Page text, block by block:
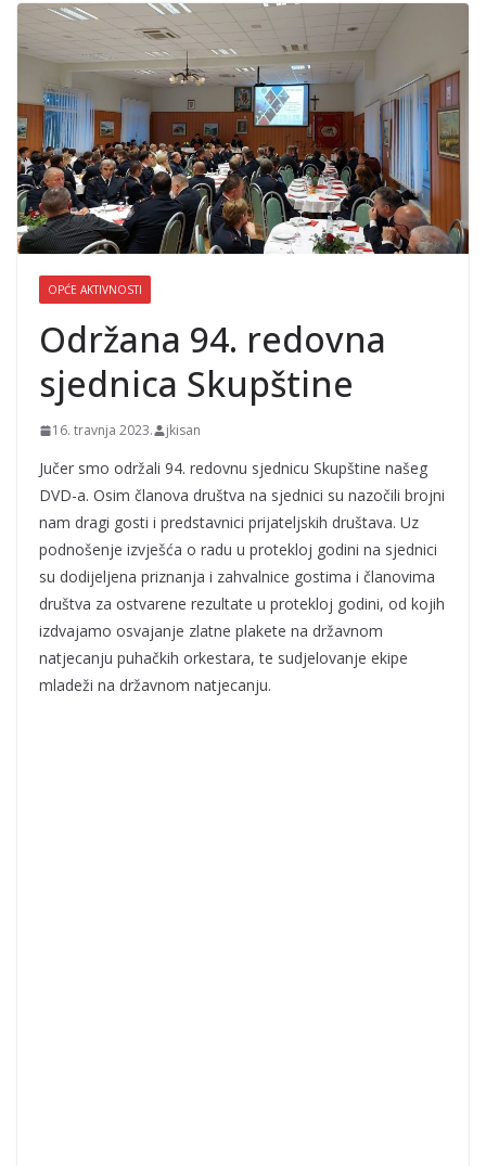
OPĆE AKTIVNOSTI
Održana 94. redovna
sjednica Skupštine
16. travnja 2023. jkisan
Jučer smo održali 94. redovnu sjednicu Skupštine našeg
DVD-a. Osim članova društva na sjednici su nazočili brojni
nam dragi gosti i predstavnici prijateljskih društava. Uz
podnošenje izvješća o radu u protekloj godini na sjednici
su dodijeljena priznanja i zahvalnice gostima i članovima
društva za ostvarene rezultate u protekloj godini, od kojih
izdvajamo osvajanje zlatne plakete na državnom
natjecanju puhačkih orkestara, te sudjelovanje ekipe
mladeži na državnom natjecanju.